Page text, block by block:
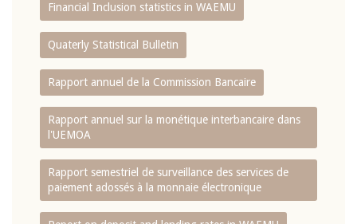
Financial Inclusion statistics in WAEMU
Quaterly Statistical Bulletin
Rapport annuel de la Commission Bancaire
Rapport annuel sur la monétique interbancaire dans
l'UEMOA
Rapport semestriel de surveillance des services de
paiement adossés à la monnaie électronique